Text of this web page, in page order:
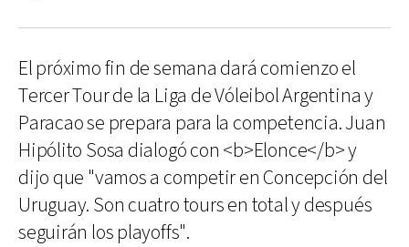
El próximo fin de semana dará comienzo el
Tercer Tour de la Liga de Vóleibol Argentina y
Paracao se prepara para la competencia. Juan
Hipólito Sosa dialogó con <b>Elonce</b> y
dijo que "vamos a competir en Concepción del
Uruguay. Son cuatro tours en total y después
seguirán los playoffs".